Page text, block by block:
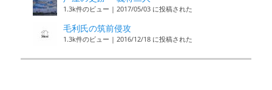
1.3k件のビュー | 2017/05/03 に投稿された
毛利氏の筑前侵攻
1.3k件のビュー | 2016/12/18 に投稿された